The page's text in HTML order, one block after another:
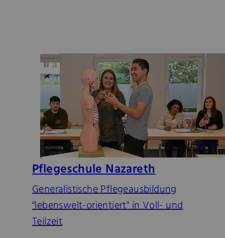
Pflegeschule Nazareth
Generalistische Pflegeausbildung
"lebenswelt-orientiert" in Voll- und
Teilzeit